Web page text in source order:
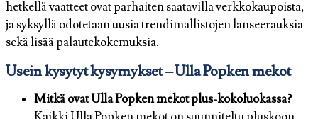
hetkellä vaatteet ovat parhaiten saatavilla verkkokaupoista,
ja syksyllä odotetaan uusia trendimallistojen lanseerauksia
sekä lisää palautekokemuksia.
Usein kysytyt kysymykset – Ulla Popken mekot
Mitkä ovat Ulla Popken mekot plus-kokoluokassa?